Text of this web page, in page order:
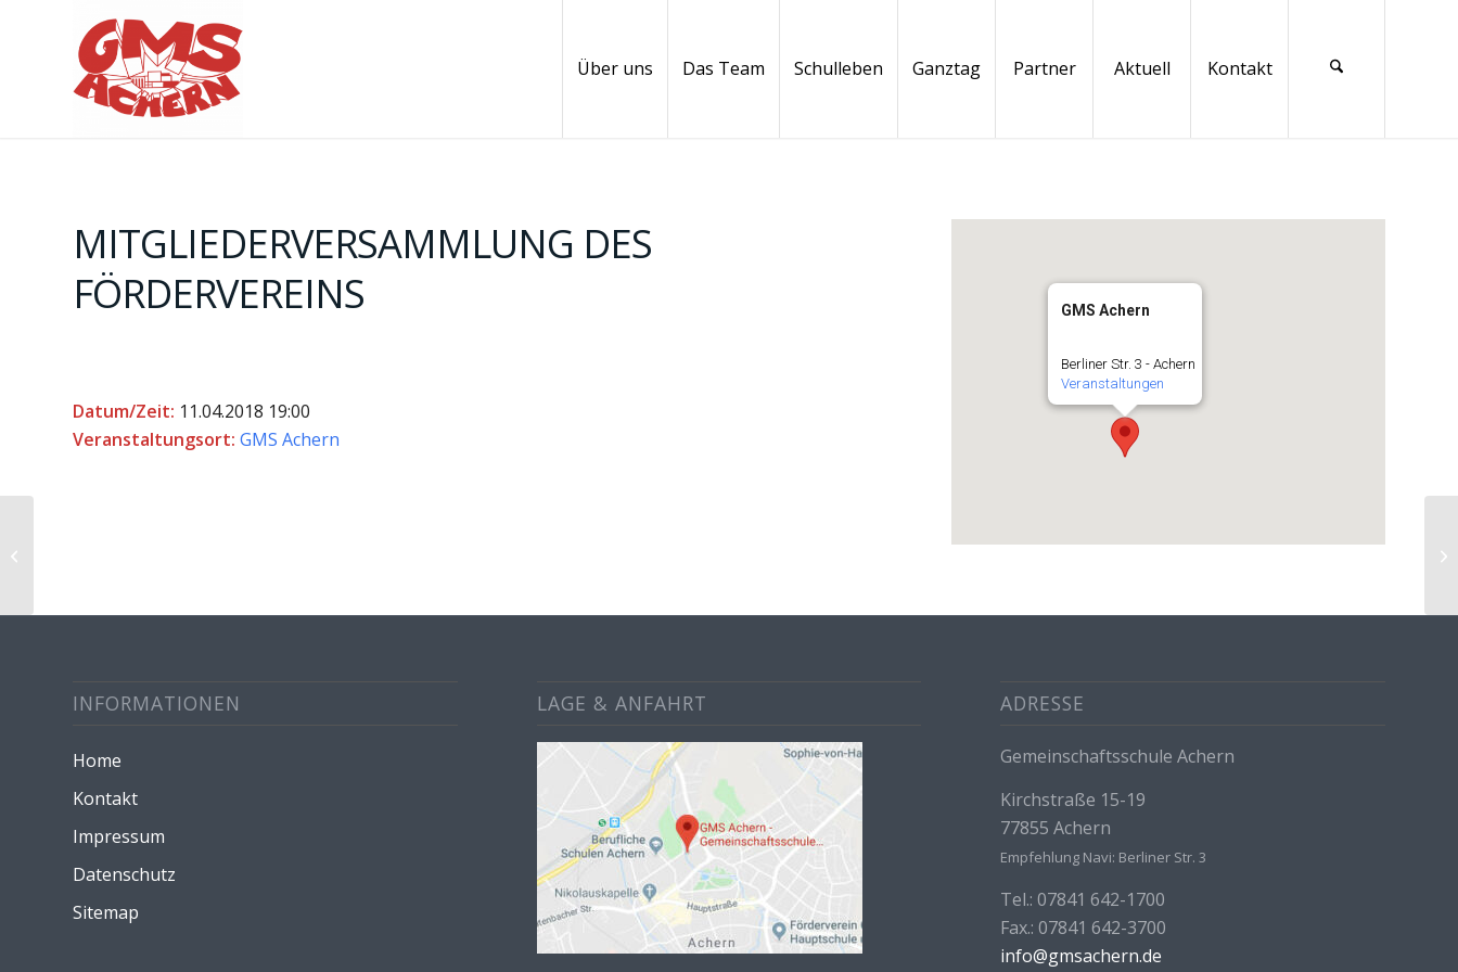
Über uns Das Team Schulleben Ganztag Partner Aktuell Kontakt
GMS Achern
Berliner Str. 3 - Achern
Veranstaltungen
MITGLIEDERVERSAMMLUNG DES
FÖRDERVEREINS
Datum/Zeit: 11.04.2018 19:00
Veranstaltungsort: GMS Achern
INFORMATIONEN
Home
Kontakt
Impressum
Datenschutz
Sitemap
LAGE & ANFAHRT ADRESSE
Gemeinschaftsschule Achern
Kirchstraße 15-19
77855 Achern
Empfehlung Navi: Berliner Str. 3
Tel.: 07841 642-1700
Fax.: 07841 642-3700
info@gmsachern.de